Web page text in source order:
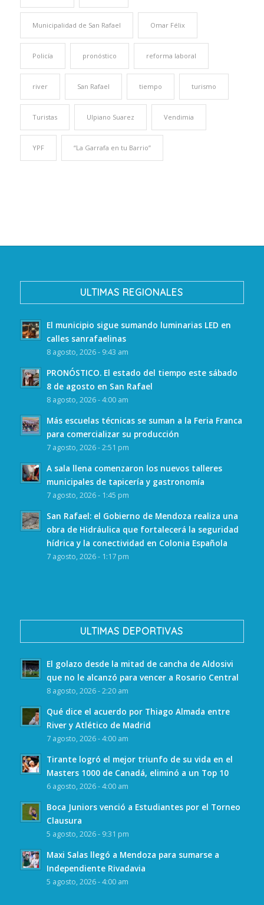
Municipalidad de San Rafael Omar Félix
Policía pronóstico reforma laboral
river San Rafael tiempo turismo
Turistas Ulpiano Suarez Vendimia
YPF “La Garrafa en tu Barrio”
ULTIMAS REGIONALES
El municipio sigue sumando luminarias LED en
calles sanrafaelinas
8 agosto, 2026 - 9:43 am
PRONÓSTICO. El estado del tiempo este sábado
8 de agosto en San Rafael
8 agosto, 2026 - 4:00 am
Más escuelas técnicas se suman a la Feria Franca
para comercializar su producción
7 agosto, 2026 - 2:51 pm
A sala llena comenzaron los nuevos talleres
municipales de tapicería y gastronomía
7 agosto, 2026 - 1:45 pm
San Rafael: el Gobierno de Mendoza realiza una
obra de Hidráulica que fortalecerá la seguridad
hídrica y la conectividad en Colonia Española
7 agosto, 2026 - 1:17 pm
ULTIMAS DEPORTIVAS
El golazo desde la mitad de cancha de Aldosivi
que no le alcanzó para vencer a Rosario Central
8 agosto, 2026 - 2:20 am
Qué dice el acuerdo por Thiago Almada entre
River y Atlético de Madrid
7 agosto, 2026 - 4:00 am
Tirante logró el mejor triunfo de su vida en el
Masters 1000 de Canadá, eliminó a un Top 10
6 agosto, 2026 - 4:00 am
Boca Juniors venció a Estudiantes por el Torneo
Clausura
5 agosto, 2026 - 9:31 pm
Maxi Salas llegó a Mendoza para sumarse a
Independiente Rivadavia
5 agosto, 2026 - 4:00 am